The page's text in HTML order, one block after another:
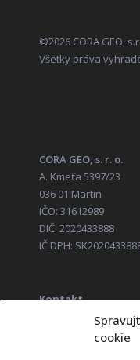
cookie
©2026 CORA GEO,
Všetky práva
CORA GEO, s. r. o.
A. Kmeťa 5397/23
036 01 Martin
IČO: 31612989
DIČ: 2020433888
IČ DPH:
Kontakt
+421 52 285 14 11
obchod@corageo.sk